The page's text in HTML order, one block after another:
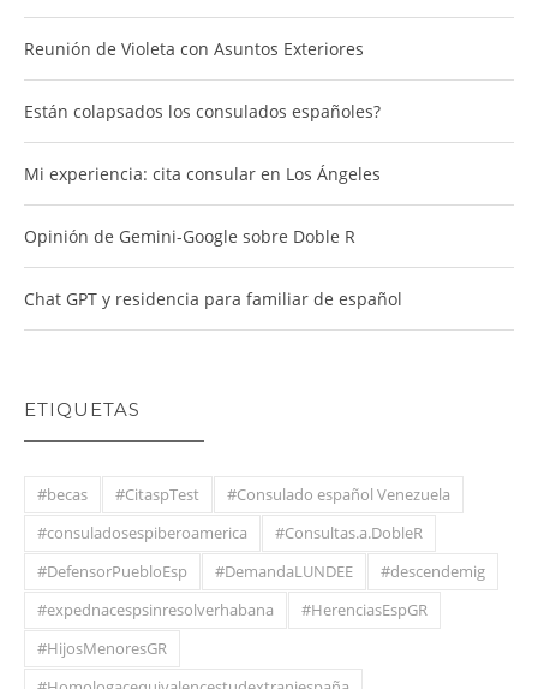
Reunión de Violeta con Asuntos Exteriores
Están colapsados los consulados españoles?
Mi experiencia: cita consular en Los Ángeles
Opinión de Gemini-Google sobre Doble R
Chat GPT y residencia para familiar de español
ETIQUETAS
#becas #CitaspTest
#Consulado español Venezuela
#consuladosespiberoamerica
#Consultas.a.DobleR
#DefensorPuebloEsp
#DemandaLUNDEE
#descendemig
#expednacespsinresolverhabana
#HerenciasEspGR
#HijosMenoresGR